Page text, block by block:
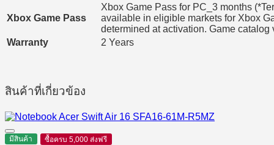
Xbox Game Pass
Xbox Game Pass for PC_3 months
available in eligible markets for Xbox
determined at activation. Game
Warranty
2 Years
สินค้าที่เกี่ยวข้อง
มีสินค้า ซื้อครบ 5,000 ส่งฟรี